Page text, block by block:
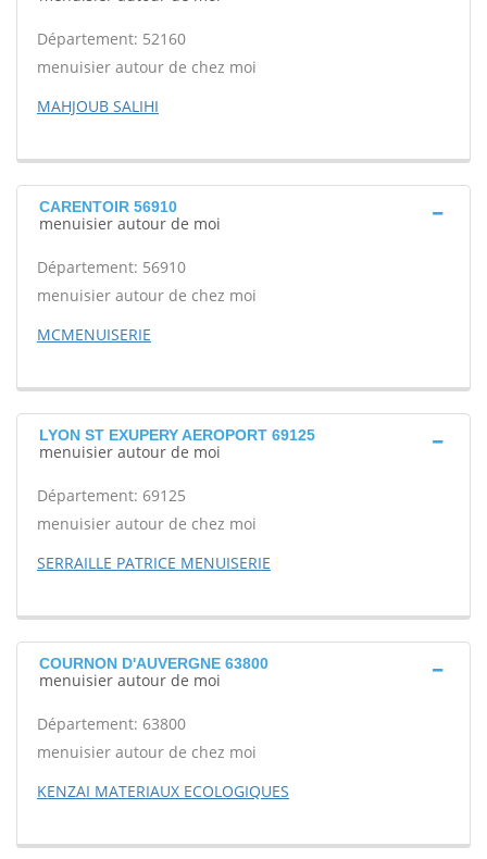
Département: 52160
menuisier autour de chez moi
MAHJOUB SALIHI
CARENTOIR 56910
menuisier autour de moi
Département: 56910
menuisier autour de chez moi
MCMENUISERIE
LYON ST EXUPERY AEROPORT 69125
menuisier autour de moi
Département: 69125
menuisier autour de chez moi
SERRAILLE PATRICE MENUISERIE
COURNON D'AUVERGNE 63800
menuisier autour de moi
Département: 63800
menuisier autour de chez moi
KENZAI MATERIAUX ECOLOGIQUES